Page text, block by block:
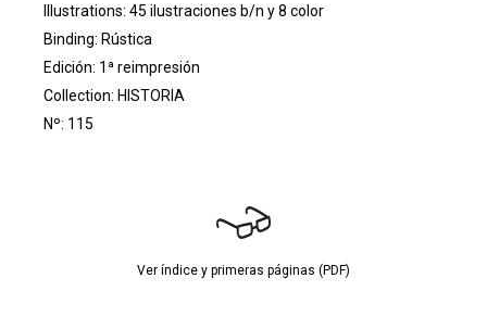
Illustrations: 45 ilustraciones b/n y 8 color
Binding: Rústica
Edición: 1ª reimpresión
Collection: HISTORIA
Nº: 115
Ver índice y primeras páginas (PDF)